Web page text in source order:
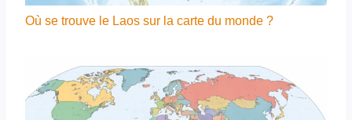
Où se trouve le Laos sur la carte du monde ?